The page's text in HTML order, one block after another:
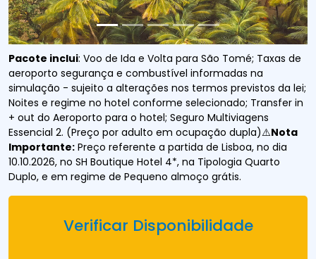
Pacote inclui: Voo de Ida e Volta para São Tomé; Taxas de
aeroporto segurança e combustível informadas na
simulação - sujeito a alterações nos termos previstos da lei;
Noites e regime no hotel conforme selecionado; Transfer in
+ out do Aeroporto para o hotel; Seguro Multiviagens
Essencial 2. (Preço por adulto em ocupação dupla)⚠️Nota
Importante: Preço referente a partida de Lisboa, no dia
10.10.2026, no SH Boutique Hotel 4*, na Tipologia Quarto
Duplo, e em regime de Pequeno almoço grátis.
Verificar Disponibilidade